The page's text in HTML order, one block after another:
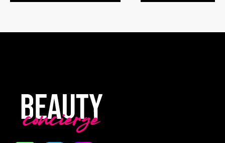
коллагена и способствует
этапом вечернего ухода и оставьте
на ночь. Подходит для ежедневного
использования.